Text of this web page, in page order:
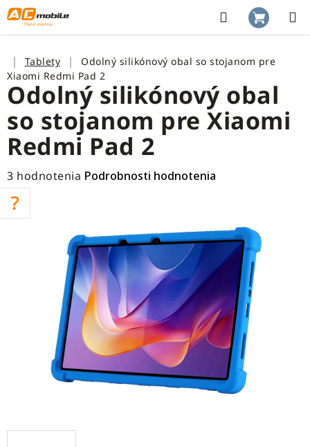
Prejsť
na
obsah
Hľadať
KOŠÍK
DomovTablety
Odolný silikónový obal so stojanom pre
Xiaomi Redmi Pad 2
Odolný silikónový obal
so stojanom pre Xiaomi
Redmi Pad 2
Priemerné
hodnotenie
produktu
hviezdičiek.
3 hodnotenia Podrobnosti hodnotenia